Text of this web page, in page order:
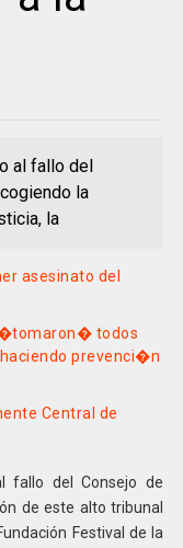
al fallo del
la
la
asesinato del
�tomaron� todos
prevenci�n
Central de
fallo del Consejo de
de este alto tribunal
Festival de la